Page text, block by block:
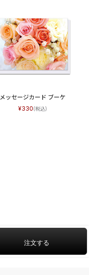
メッセージカード ブーケ
330